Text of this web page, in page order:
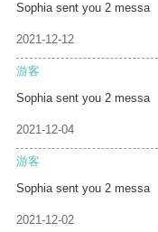
Sophia sent you 2 messa
2021-12-12
游客
Sophia sent you 2 messa
2021-12-04
游客
Sophia sent you 2 messa
2021-12-02